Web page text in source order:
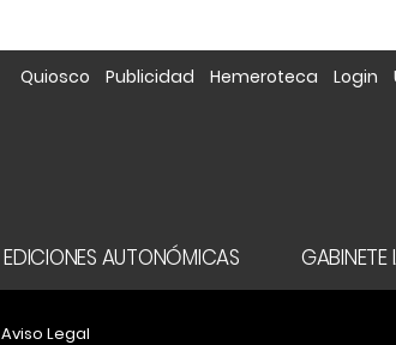
Quiosco Publicidad Hemeroteca Login
EDICIONES AUTONÓMICAS GABINETE
Aviso Legal